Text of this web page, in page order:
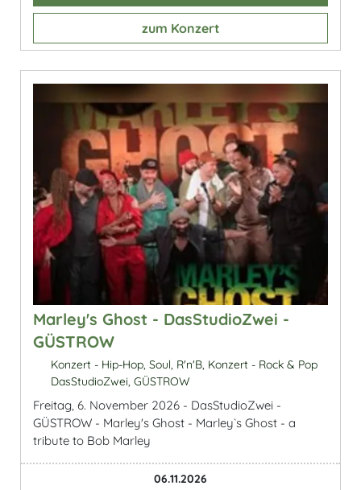
zum Konzert
Marley's Ghost - DasStudioZwei -
GÜSTROW
Konzert - Hip-Hop, Soul, R'n'B, Konzert - Rock & Pop
DasStudioZwei, GÜSTROW
Freitag, 6. November 2026 - DasStudioZwei -
GÜSTROW - Marley's Ghost - Marley`s Ghost - a
tribute to Bob Marley
06.11.2026